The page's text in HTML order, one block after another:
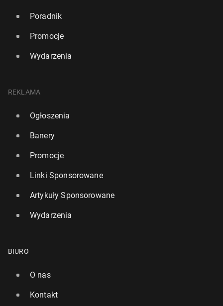
Poradnik
Promocje
Wydarzenia
REKLAMA
Ogłoszenia
Banery
Promocje
Linki Sponsorowane
Artykuły Sponsorowane
Wydarzenia
BIURO
O nas
Kontakt